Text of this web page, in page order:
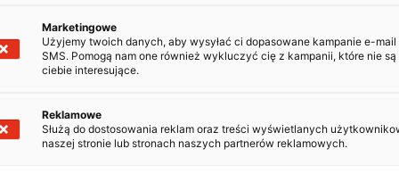
Kopiuj
Marketingowe
Użyjemy twoich danych, aby wysyłać ci dopasowane kampanie e-mail
SMS. Pomogą nam one również wykluczyć cię z kampanii, które nie są
ciebie interesujące.
Reklamowe
Służą do dostosowania reklam oraz treści wyświetlanych
naszej stronie lub stronach naszych partnerów reklamowych.